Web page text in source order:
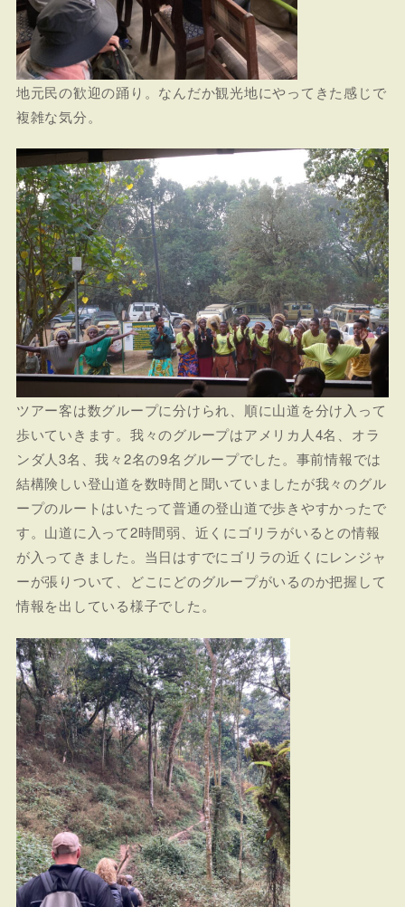
地元民の歓迎の踊り。なんだか観光地にやってきた感じで
複雑な気分。
ツアー客は数グループに分けられ、順に山道を分け入って
歩いていきます。我々のグループはアメリカ人4名、オラ
ンダ人3名、我々2名の9名グループでした。事前情報では
結構険しい登山道を数時間と聞いていましたが我々のグル
ープのルートはいたって普通の登山道で歩きやすかったで
す。山道に入って2時間弱、近くにゴリラがいるとの情報
が入ってきました。当日はすでにゴリラの近くにレンジャ
ーが張りついて、どこにどのグループがいるのか把握して
情報を出している様子でした。